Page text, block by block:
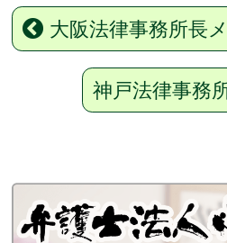
大阪法律事務所長
神戸法律事務